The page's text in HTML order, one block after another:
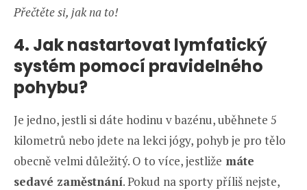
Přečtěte si, jak na to!
4. Jak nastartovat lymfatický
systém pomocí pravidelného
pohybu?
Je jedno, jestli si dáte hodinu v bazénu, uběhnete 5
kilometrů nebo jdete na lekci jógy, pohyb je pro tělo
obecně velmi důležitý. O to více, jestliže máte
sedavé zaměstnání. Pokud na sporty příliš nejste,